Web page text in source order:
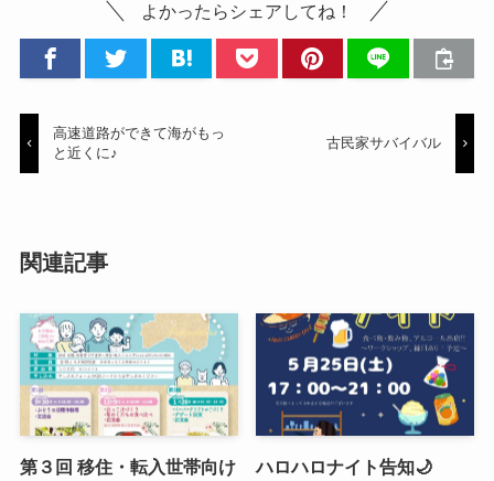
よかったらシェアしてね！
高速道路ができて海がもっ
と近くに♪
古民家サバイバル
関連記事
第３回 移住・転入世帯向け
ハロハロナイト告知🌙